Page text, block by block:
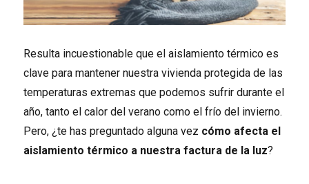
Resulta incuestionable que el aislamiento térmico es
clave para mantener nuestra vivienda protegida de las
temperaturas extremas que podemos sufrir durante el
año, tanto el calor del verano como el frío del invierno.
Pero, ¿te has preguntado alguna vez cómo afecta el
aislamiento térmico a nuestra factura de la luz?